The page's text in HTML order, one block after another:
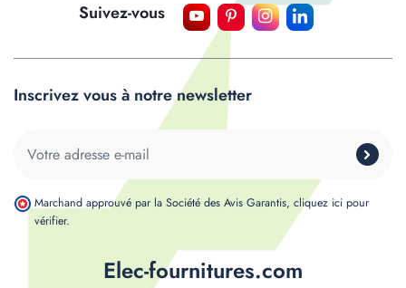
Elec-fournitures.com
Suivez-vous
Inscrivez vous à notre newsletter
Marchand approuvé par la Société des Avis Garantis, cliquez ici pour
vérifier.